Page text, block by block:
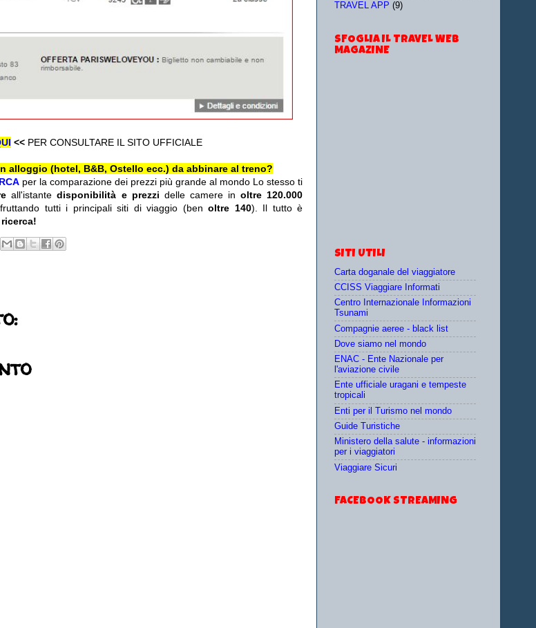
<<PER CONSULTARE IL SITO UFFICIALE
alloggio (hotel, B&B, Ostello ecc.) da abbinare al treno?
per la comparazione dei prezzi più grande al mondo Lo stesso ti
all'istantedisponibilità e prezzi delle camere in oltre 120.000
tutti i principali siti di viaggio (benoltre 140). Il tutto è
TRAVEL APP (9)
SFOGLIA IL TRAVEL WEB
MAGAZINE
SITI UTILI
Carta doganale del viaggiatore
CCISS Viaggiare Informati
Centro Internazionale Informazioni
Tsunami
Compagnie aeree - black list
Dove siamo nel mondo
ENAC - Ente Nazionale per
l'aviazione civile
Ente ufficiale uragani e tempeste
tropicali
Enti per il Turismo nel mondo
Guide Turistiche
Ministero della salute - informazioni
per i viaggiatori
Viaggiare Sicuri
FACEBOOK STREAMING